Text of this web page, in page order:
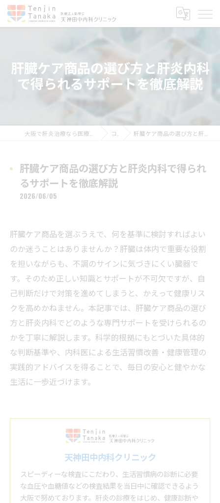
肝臓ケア商品の選び方と肝炎内科
で得られるサポートを徹底解説
コラム 肝臓ケア商品の選び方と肝炎内科で得られるサポートを徹底解説
肝臓ケア商品の選び方と肝炎内科で得られ
るサポートを徹底解説
2026/06/05
肝臓ケア商品を選ぶうえで、何を基準に検討すればよい
のか迷うことはありませんか？肝臓は体内で重要な役割
を担いながらも、不調のサインに気づきにくい臓器で
す。そのため正しい知識とサポートが不可欠ですが、自
己判断だけで対策を進めてしまうと、かえって健康リス
クを高めかねません。本記事では、肝臓ケア商品の選び
方と肝炎内科でどのような専門サポートを受けられるの
かを丁寧に解説します。科学的根拠にもとづいた具体的
な判断基準や、内科医による生活習慣改善・健康管理の
実践的アドバイスを得ることで、毎日の安心と健やかな
生活に一歩近づけます。
天神田中内科クリニック
スピーディーな検査にこだわり、生活習慣病の診断に必要
な血圧や血糖値などの検査結果を当日中に確認できるよう
大阪で努めております。肝炎の診療をはじめ、健康診断や